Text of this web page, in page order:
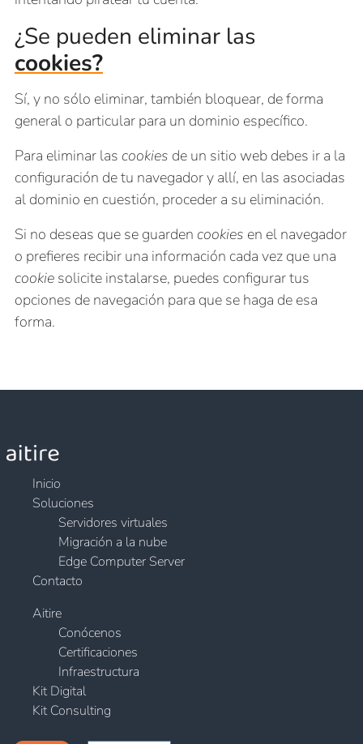
¿Se pueden eliminar las
cookies?
Sí, y no sólo eliminar, también bloquear, de forma
general o particular para un dominio específico.
Para eliminar las cookies de un sitio web debes ir a la
configuración de tu navegador y allí, en las asociadas
al dominio en cuestión, proceder a su eliminación.
Si no deseas que se guarden cookies en el navegador
o prefieres recibir una información cada vez que una
cookie solicite instalarse, puedes configurar tus
opciones de navegación para que se haga de esa
forma.
Inicio
Soluciones
Servidores virtuales
Migración a la nube
Edge Computer Server
Contacto
Aitire
Conócenos
Certificaciones
Infraestructura
Kit Digital
Kit Consulting